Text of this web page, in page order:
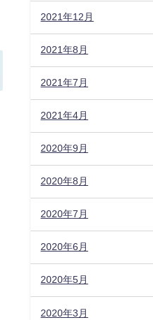
2021年12月
2021年8月
2021年7月
2021年4月
2020年9月
2020年8月
2020年7月
2020年6月
2020年5月
2020年3月